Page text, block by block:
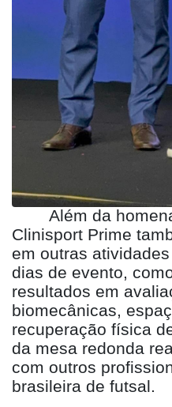
Além da
Clinisport Prime
em outras
dias de evento,
resultados em
biomecânicas,
recuperação física
da mesa redonda
com outros
brasileira de futsal.